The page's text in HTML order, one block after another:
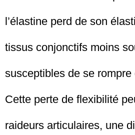
l’élastine perd de son
tissus conjonctifs moins
susceptibles de se
Cette perte de flexibilité
raideurs articulaires, une